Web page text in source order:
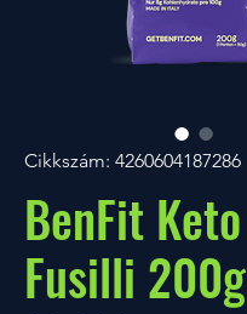
Cikkszám: 4260604187286
BenFit Keto
Fusilli 200g